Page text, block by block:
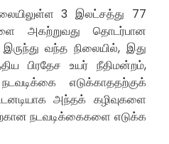
3 இலட்சத்து 77
அகற்றுவது தொடர்பான
வந்த நிலையில், இது
பிரதேச உயர் நீதிமன்றம்,
எடுக்காததற்குக்
அந்தக் கழிவுகளை
நடவடிக்கைகளை எடுக்க